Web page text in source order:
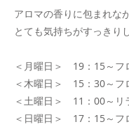
アロマの香りに包まれな
とても気持ちがすっきり
＜月曜日＞ 19：15～
＜木曜日＞ 15：30～
＜土曜日＞ 11：00～
＜日曜日＞ 17：15～